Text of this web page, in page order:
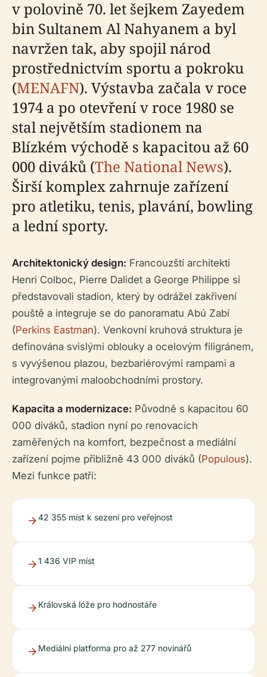
v polovině 70. let šejkem Zayedem
bin Sultanem Al Nahyanem a byl
navržen tak, aby spojil národ
prostřednictvím sportu a pokroku
(MENAFN). Výstavba začala v roce
1974 a po otevření v roce 1980 se
stal největším stadionem na
Blízkém východě s kapacitou až 60
000 diváků (The National News).
Širší komplex zahrnuje zařízení
pro atletiku, tenis, plavání, bowling
a lední sporty.
Architektonický design: Francouzští architekti
Henri Colboc, Pierre Dalidet a George Philippe si
představovali stadion, který by odrážel zakřivení
pouště a integruje se do panoramatu Abú Zabí
(Perkins Eastman). Venkovní kruhová struktura je
definována svislými oblouky a ocelovým filigránem,
s vyvýšenou plazou, bezbariérovými rampami a
integrovanými maloobchodními prostory.
Kapacita a modernizace: Původně s kapacitou 60
000 diváků, stadion nyní po renovacích
zaměřených na komfort, bezpečnost a mediální
zařízení pojme přibližně 43 000 diváků (Populous).
Mezi funkce patří:
42 355 míst k sezení pro veřejnost
1 436 VIP míst
Královská lóže pro hodnostáře
Mediální platforma pro až 277 novinářů